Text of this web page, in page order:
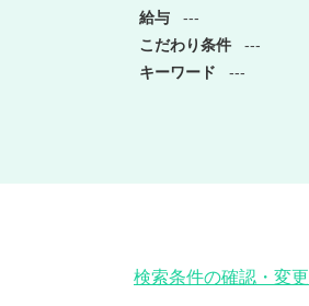
給与
---
こだわり条件
---
キーワード
---
検索条件の確認・変更